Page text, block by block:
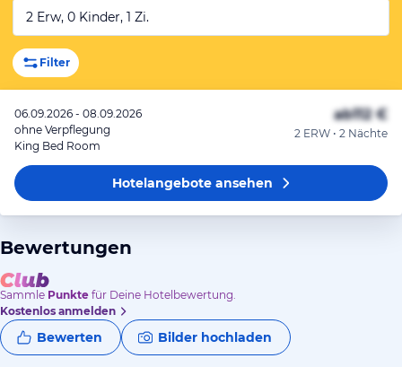
2 Erw, 0 Kinder, 1 Zi.
Filter
06.09.2026 - 08.09.2026
ohne Verpflegung
King Bed Room
ab112 €
2 ERW • 2 Nächte
Hotelangeboteansehen
Bewertungen
Sammle Punkte für Deine Hotelbewertung.
Kostenlos anmelden
Bewerten Bilder hochladen